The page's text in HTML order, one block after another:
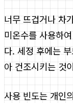
너무 뜨겁거나 차
미온수를 사용하
다. 세정 후에는
아 건조시키는 것
사용 빈도는 개인